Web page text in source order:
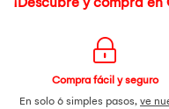
Compra fácil y seguro
En solo 6 simples pasos, ve